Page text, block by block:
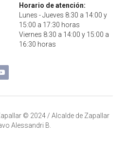
Contacto
Horario de atención:
Lunes - Jueves 8:30 a 14:00 y
15:00 a 17:30 horas
Viernes 8:30 a 14:00 y 15:00 a
16:30 horas
© 2024 / Alcalde de Zapallar
Alessandri B.